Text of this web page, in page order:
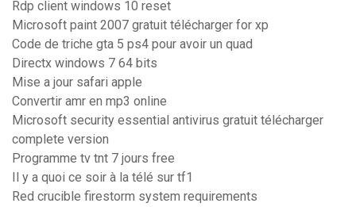
Rdp client windows 10 reset
Microsoft paint 2007 gratuit télécharger for xp
Code de triche gta 5 ps4 pour avoir un quad
Directx windows 7 64 bits
Mise a jour safari apple
Convertir amr en mp3 online
Microsoft security essential antivirus gratuit télécharger
complete version
Programme tv tnt 7 jours free
Il y a quoi ce soir à la télé sur tf1
Red crucible firestorm system requirements